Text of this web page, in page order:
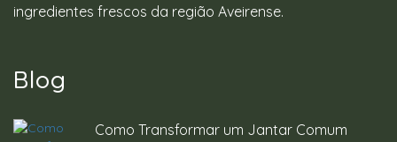
ingredientes frescos da região Aveirense.
Blog
Como Transformar um Jantar Comum